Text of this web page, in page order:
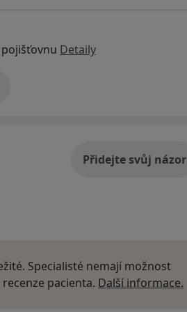
Detaily
Přidejte svůj názor
Specialisté nemají možnost
pacienta. Další informace.